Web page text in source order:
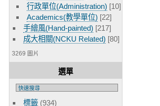
行政單位(Administration) [10]
Academics(教學單位) [22]
手繪風(Hand-painted) [217]
成大相關(NCKU Related) [80]
3269 圖片
選單
標籤 (934)